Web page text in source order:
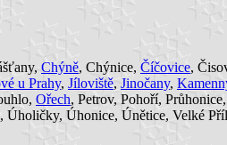
Chýně, Chýnice, Číčovice,
u Prahy, Jíloviště, Jinočany,
Ořech, Petrov, Pohoří,
, Úholičky, Úhonice, Únětice, Velké